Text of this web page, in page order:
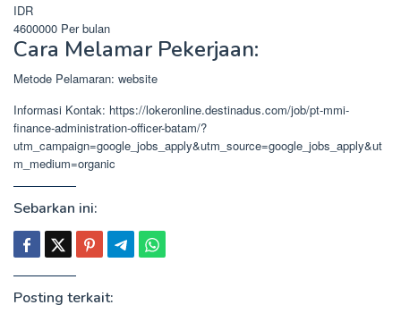
IDR
4600000 Per bulan
Cara Melamar Pekerjaan:
Metode Pelamaran: website
Informasi Kontak: https://lokeronline.destinadus.com/job/pt-mmi-
finance-administration-officer-batam/?
utm_campaign=google_jobs_apply&utm_source=google_jobs_apply&ut
m_medium=organic
Sebarkan ini:
Posting terkait: